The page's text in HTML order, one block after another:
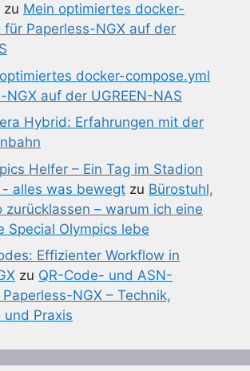
zu Mein optimiertes docker-
für Paperless-NGX auf der
docker-compose.yml
auf der UGREEN-NAS
Hybrid: Erfahrungen mit der
Helfer – Ein Tag im Stadion
- alles was bewegt zu Bürostuhl,
zurücklassen – warum ich eine
Special Olympics lebe
Effizienter Workflow in
zu QR-Code- und ASN-
NGX – Technik,
und Praxis